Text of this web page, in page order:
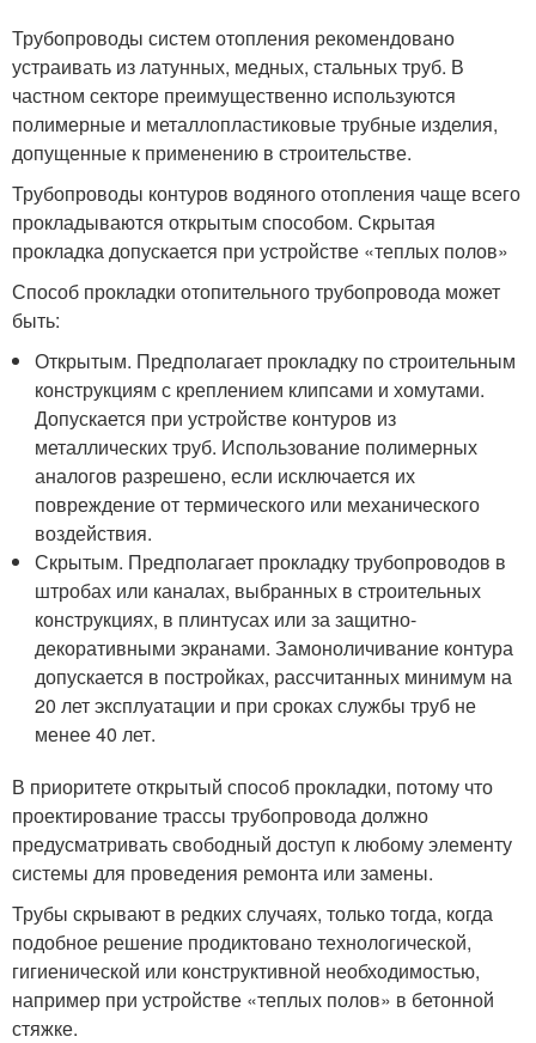
Трубопроводы систем отопления рекомендовано
устраивать из латунных, медных, стальных труб. В
частном секторе преимущественно используются
полимерные и металлопластиковые трубные изделия,
допущенные к применению в строительстве.
Трубопроводы контуров водяного отопления чаще всего
прокладываются открытым способом. Скрытая
прокладка допускается при устройстве «теплых полов»
Способ прокладки отопительного трубопровода может
быть:
Открытым. Предполагает прокладку по строительным
конструкциям с креплением клипсами и хомутами.
Допускается при устройстве контуров из
металлических труб. Использование полимерных
аналогов разрешено, если исключается их
повреждение от термического или механического
воздействия.
Скрытым. Предполагает прокладку трубопроводов в
штробах или каналах, выбранных в строительных
конструкциях, в плинтусах или за защитно-
декоративными экранами. Замоноличивание контура
допускается в постройках, рассчитанных минимум на
20 лет эксплуатации и при сроках службы труб не
менее 40 лет.
В приоритете открытый способ прокладки, потому что
проектирование трассы трубопровода должно
предусматривать свободный доступ к любому элементу
системы для проведения ремонта или замены.
Трубы скрывают в редких случаях, только тогда, когда
подобное решение продиктовано технологической,
гигиенической или конструктивной необходимостью,
например при устройстве «теплых полов» в бетонной
стяжке.